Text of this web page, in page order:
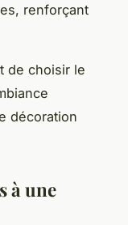
renforçant
de choisir le
décoration
à une